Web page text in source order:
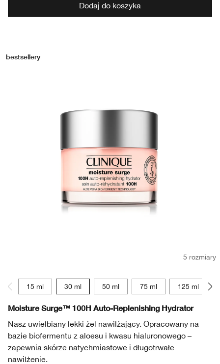
Dodaj do koszyka
bestsellery
5 rozmiary
15 ml 30 ml 50 ml 75 ml 125 ml
Moisture Surge™ 100H Auto-Replenishing Hydrator
Nasz uwielbiany lekki żel nawilżający. Opracowany na
bazie biofermentu z aloesu i kwasu hialuronowego –
zapewnia skórze natychmiastowe i długotrwałe
nawilżenie.